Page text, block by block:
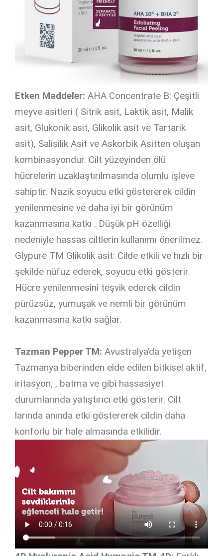
Etken Maddeler: AHA Concentrate B: Çeşitli
meyve asitleri ( Sitrik asit, Laktik asit, Malik
asit, Glukonik asit, Glikolik asit ve Tartarik
asit), Salisilik Asit ve Askorbik Asitten oluşan
kombinasyondur. Cilt yüzeyinden ölü
hücrelerin uzaklaştırılmasında olumlu işleve
sahiptir. Nazik soyucu etki göstererek cildin
yenilenmesine ve daha iyi bir görünüm
kazanmasına katkı . Düşük pH özelliği
nedeniyle hassas ciltlerin kullanımı önerilmez.
Glypure TM Glikolik asit: Cilde etkili ve hızlı bir
şekilde nüfuz ederek, soyucu etki gösterir.
Hücre yenilenmesini teşvik ederek cildin
pürüzsüz, yumuşak ve nemli bir görünüm
kazanmasına katkı sağlar.
Tazman Pepper TM: Avustralya’da yetişen
Tazmanya biberinden elde edilen bitkisel aktif,
iritasyon, , batma ve gibi hassasiyet
durumlarında yatıştırıcı etki gösterir. Cilt
larında anında etki göstererek cildin daha
konforlu bir hale almasında etkilidir.